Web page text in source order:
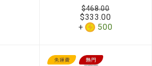
$333.00
500
$468.00